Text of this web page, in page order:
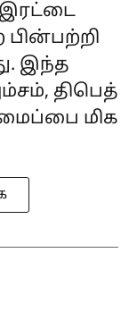
பின்பற்றி
இந்த
திபெத்
மிக